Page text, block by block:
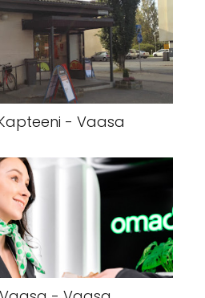
- Vaasa